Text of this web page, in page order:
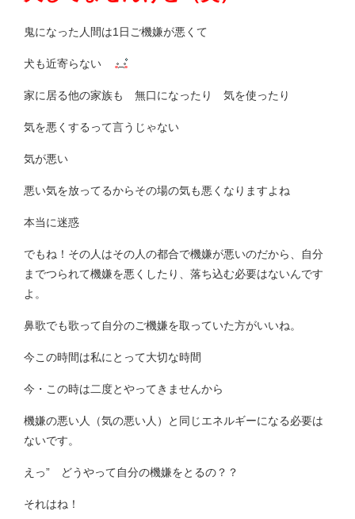
鬼になった人間は1日ご機嫌が悪くて
犬も近寄らない
家に居る他の家族も 無口になったり 気を使ったり
気を悪くするって言うじゃない
気が悪い
悪い気を放ってるからその場の気も悪くなりますよね
本当に迷惑
でもね！その人はその人の都合で機嫌が悪いのだから、自分
までつられて機嫌を悪くしたり、落ち込む必要はないんです
よ。
鼻歌でも歌って自分のご機嫌を取っていた方がいいね。
今この時間は私にとって大切な時間
今・この時は二度とやってきませんから
機嫌の悪い人（気の悪い人）と同じエネルギーになる必要は
ないです。
えっ” どうやって自分の機嫌をとるの？？
それはね！